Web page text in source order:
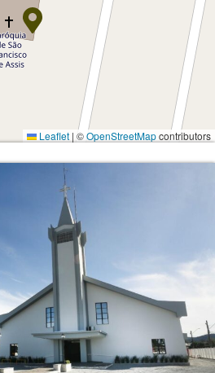
Leaflet | ©OpenStreetMapcontributors